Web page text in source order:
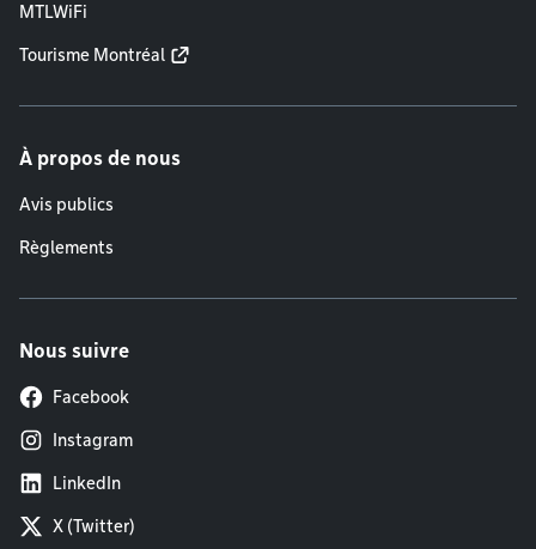
MTLWiFi
Tourisme Montréal
À propos de nous
Avis publics
Règlements
Nous suivre
Facebook
Instagram
LinkedIn
X (Twitter)